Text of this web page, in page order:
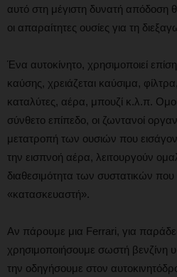
αυτό στη μέγιστη δυνατή απόδοση
οι απαραίτητες ουσίες για τη
Ένα αυτοκίνητο, χρησιμοποιεί
καύσης, χρειάζεται καύσιμα,
καταλύτες, αέρα, μπουζί κ.λ.π.
σύνθετο επίπεδο, οι ζωντανοί
μετατροπή των ουσιών που
την εισπνοή αέρα, λειτουργούν
διαθεσιμότητα των συστατικών
«κατασκευαστή».
Αν πάρουμε μια Ferrari, για
χρησιμοποιήσουμε σωστή βενζίνη
την οδηγήσουμε στον